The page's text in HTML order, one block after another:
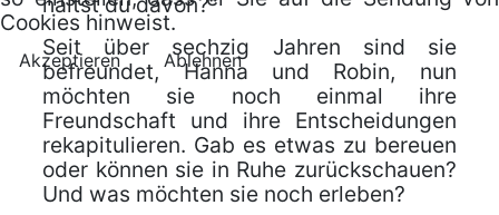
Seit über sechzig Jahren sind sie
befreundet, Hanna und Robin, nun
möchten sie noch einmal ihre
Freundschaft und ihre Entscheidungen
rekapitulieren. Gab es etwas zu bereuen
oder können sie in Ruhe zurückschauen?
Und was möchten sie noch erleben?
Cookies hinweist.
Akzeptieren Ablehnen